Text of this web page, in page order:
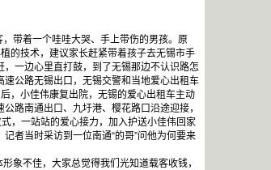
带着一个哇哇大哭、手上带伤的男孩。原
的技术，建议家长赶紧带着孩子去无锡市手
一边心里直打鼓，到了无锡那边不认识路怎
公路无锡出口，无锡交警和当地爱心出租车
，小佳伟康复出院，无锡的爱心出租车主动
路南通出口、九圩港、樱花路口沿途迎接，
，一站站的爱心接力，加入护送小佳伟回家
者当时采访到一位南通“的哥”问他为何要来
象不佳，大家总觉得我们光知道载客收钱，